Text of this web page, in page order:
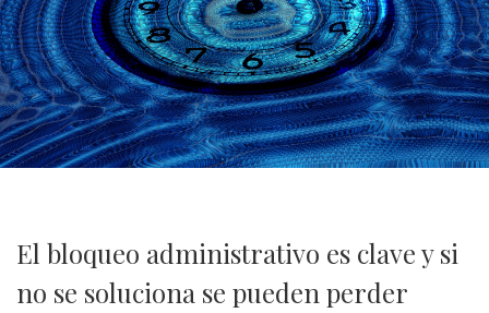
El bloqueo administrativo es clave y si
no se soluciona se pueden perder